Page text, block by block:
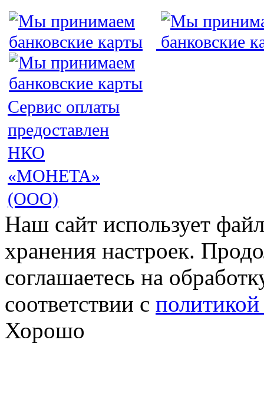
Сервис оплаты
предоставлен
НКО
«МОНЕТА»
(ООО)
Наш сайт использует
хранения настроек.
соглашаетесь на
соответствии с
Хорошо